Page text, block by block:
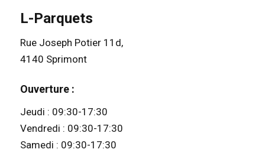
L-Parquets
Rue Joseph Potier 11d,
4140 Sprimont
Ouverture :
Jeudi : 09:30-17:30
Vendredi : 09:30-17:30
Samedi : 09:30-17:30